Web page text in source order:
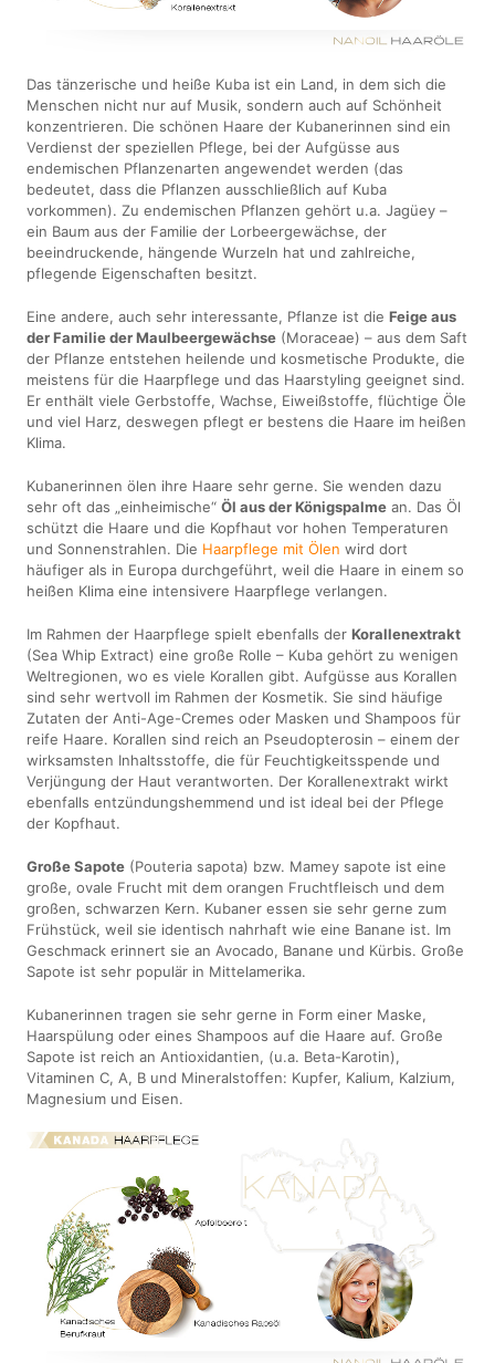
Das tänzerische und heiße Kuba ist ein Land, in dem sich die
Menschen nicht nur auf Musik, sondern auch auf Schönheit
konzentrieren. Die schönen Haare der Kubanerinnen sind ein
Verdienst der speziellen Pflege, bei der Aufgüsse aus
endemischen Pflanzenarten angewendet werden (das
bedeutet, dass die Pflanzen ausschließlich auf Kuba
vorkommen). Zu endemischen Pflanzen gehört u.a. Jagüey –
ein Baum aus der Familie der Lorbeergewächse, der
beeindruckende, hängende Wurzeln hat und zahlreiche,
pflegende Eigenschaften besitzt.
Eine andere, auch sehr interessante, Pflanze ist dieFeige aus
der Familie der Maulbeergewächse (Moraceae) – aus dem Saft
der Pflanze entstehen heilende und kosmetische Produkte, die
meistens für die Haarpflege und das Haarstyling geeignet sind.
Er enthält viele Gerbstoffe, Wachse, Eiweißstoffe, flüchtige Öle
und viel Harz, deswegen pflegt er bestens die Haare im heißen
Klima.
Kubanerinnen ölen ihre Haare sehr gerne. Sie wenden dazu
sehr oft das „einheimische“Öl aus der Königspalme an. Das Öl
schützt die Haare und die Kopfhaut vor hohen Temperaturen
und Sonnenstrahlen. Die Haarpflege mit Ölen wird dort
häufiger als in Europa durchgeführt, weil die Haare in einem so
heißen Klima eine intensivere Haarpflege verlangen.
Im Rahmen der Haarpflege spielt ebenfalls derKorallenextrakt
(Sea Whip Extract) eine große Rolle – Kuba gehört zu wenigen
Weltregionen, wo es viele Korallen gibt. Aufgüsse aus Korallen
sind sehr wertvoll im Rahmen der Kosmetik. Sie sind häufige
Zutaten der Anti-Age-Cremes oder Masken und Shampoos für
reife Haare. Korallen sind reich an Pseudopterosin – einem der
wirksamsten Inhaltsstoffe, die für Feuchtigkeitsspende und
Verjüngung der Haut verantworten. Der Korallenextrakt wirkt
ebenfalls entzündungshemmend und ist ideal bei der Pflege
der Kopfhaut.
Große Sapote (Pouteria sapota) bzw. Mamey sapote ist eine
große, ovale Frucht mit dem orangen Fruchtfleisch und dem
großen, schwarzen Kern. Kubaner essen sie sehr gerne zum
Frühstück, weil sie identisch nahrhaft wie eine Banane ist. Im
Geschmack erinnert sie an Avocado, Banane und Kürbis. Große
Sapote ist sehr populär in Mittelamerika.
Kubanerinnen tragen sie sehr gerne in Form einer Maske,
Haarspülung oder eines Shampoos auf die Haare auf. Große
Sapote ist reich an Antioxidantien, (u.a. Beta-Karotin),
Vitaminen C, A, B und Mineralstoffen: Kupfer, Kalium, Kalzium,
Magnesium und Eisen.